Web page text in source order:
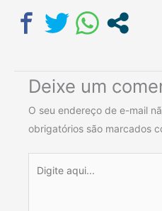
Deixe um
O seu endereço de e-mail
obrigatórios são marcados
aqui...